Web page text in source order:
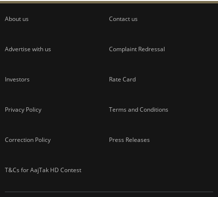
About us Contact us
Advertise with us Complaint Redressal
Investors Rate Card
Privacy Policy Terms and Conditions
Correction Policy Press Releases
T&Cs for AajTak HD Contest